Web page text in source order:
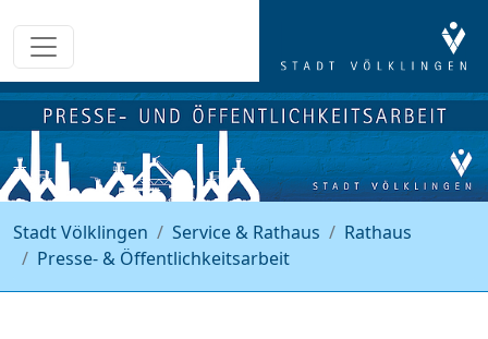
Stadt Völklingen Service & Rathaus
Rathaus
Presse- & Öffentlichkeitsarbeit